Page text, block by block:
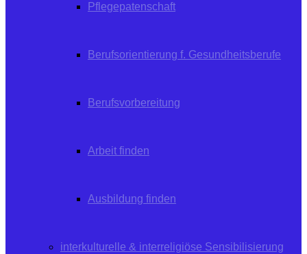
Pflegepatenschaft
Berufsorientierung f. Gesundheitsberufe
Berufsvorbereitung
Arbeit finden
Ausbildung finden
interkulturelle & interreligiöse Sensibilisierung